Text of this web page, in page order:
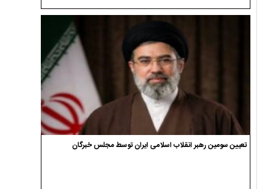
تعیین سومین رهبر انقلاب اسلامی ایران توسط مجلس خبرگان